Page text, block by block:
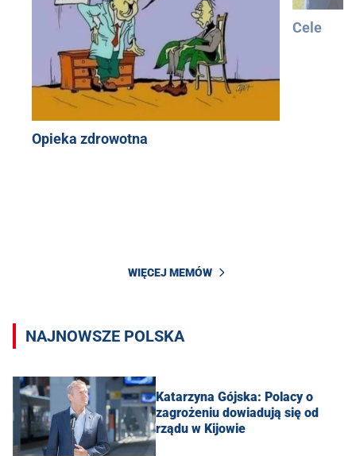
Opieka zdrowotna
Cele
WIĘCEJ MEMÓW
NAJNOWSZE POLSKA
Katarzyna Gójska: Polacy o
zagrożeniu dowiadują się od
rządu w Kijowie